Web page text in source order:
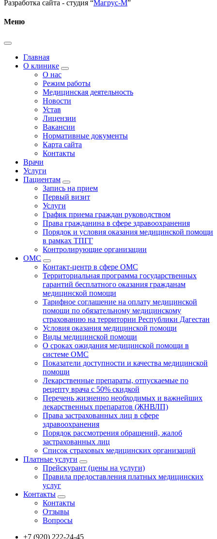
Разработка сайта - студия “Магрус-М”
Меню
Главная
О клинике
О нас
Режим работы
Медицинская деятельность
Новости
Устав
Лицензии
Вакансии
Нормативные документы
Карта сайта
Контакты
Врачи
Услуги
Пациентам
Запись на прием
Первый визит
Услуги
График приема граждан руководством
Права гражданина в сфере здравоохранения
Порядок и условия оказания медицинской помощи
в рамках ТПГГ
Контролирующие организации
ОМС
Контакт-центр в сфере ОМС
Территориальная программа государственных
гарантий бесплатного оказания гражданам
медицинской помощи
Тарифное соглашение на оплату медицинской
помощи по обязательному медицинскому
страхованию на территории Республики Дагестан
Условия оказания медицинской помощи
Виды медицинской помощи
О сроках ожидания медицинской помощи в
системе ОМС
Показатели доступности и качества медицинской
помощи
Лекарственные препараты, отпускаемые по
рецепту врача с 50% скидкой
Перечень жизненно необходимых и важнейших
лекарственных препаратов (ЖНВЛП)
Права застрахованных лиц в сфере
здравоохранения
Порядок рассмотрения обращений, жалоб
застрахованных лиц
Список страховых медицинских организаций
Платные услуги
Прейскурант (цены на услуги)
Правила предоставления платных медицинских
услуг
Контакты
Контакты
Отзывы
Вопросы
+7 (920) 222-24-45